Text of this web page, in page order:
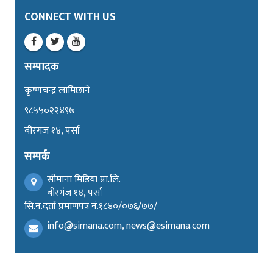
CONNECT WITH US
सम्पादक
कृष्णचन्द्र लामिछाने
९८५५०२२४९७
बीरगंज १४, पर्सा
सम्पर्क
सीमाना मिडिया प्रा.लि.
बीरगंज १४, पर्सा
सि.न.दर्ता प्रमाणपत्र नं.१८४०/०७६/७७/
info@simana.com, news@esimana.com